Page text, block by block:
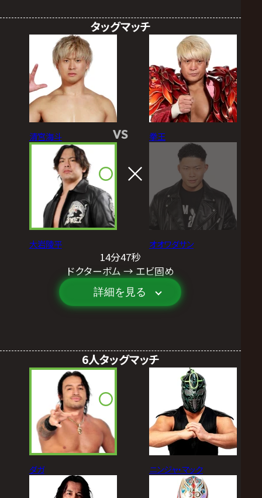
タッグマッチ
清宮海斗
大岩陵平
VS 拳王
オオワダサン
14分47秒
ドクターボム → エビ固め
詳細を見る
6人タッグマッチ
ダガ ニンジャ・マック